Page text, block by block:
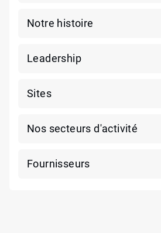
Notre histoire
Leadership
Sites
Nos secteurs d'activité
Fournisseurs